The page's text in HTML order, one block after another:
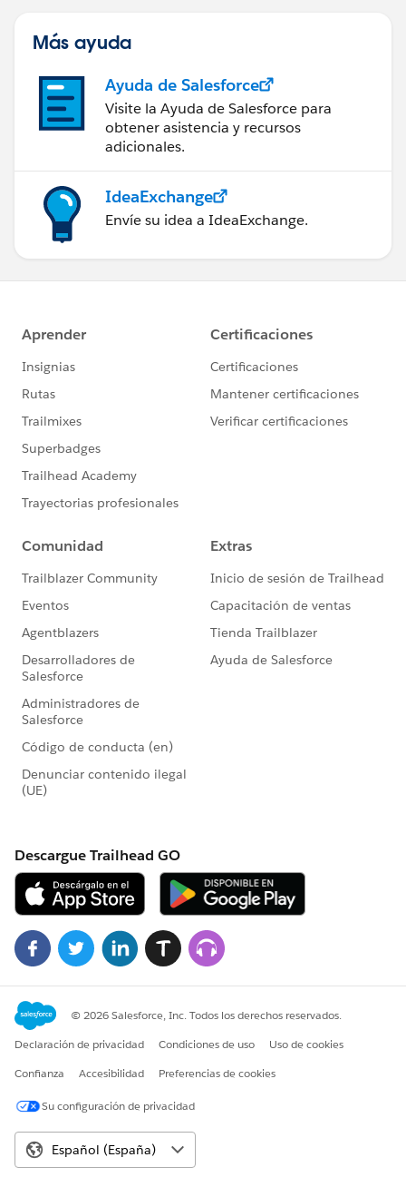
Más ayuda
Ayuda de Salesforce
Visite la Ayuda de Salesforce para
obtener asistencia y recursos
adicionales.
IdeaExchange
Envíe su idea a IdeaExchange.